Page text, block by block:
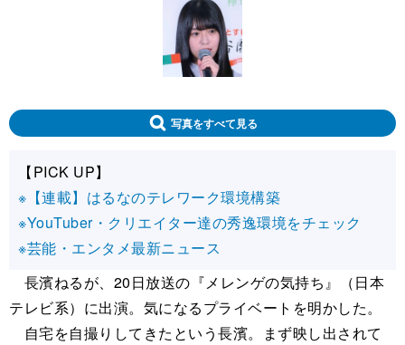
写真をすべて見る
【PICK UP】
※【連載】はるなのテレワーク環境構築
※YouTuber・クリエイター達の秀逸環境をチェック
※芸能・エンタメ最新ニュース
長濱ねるが、20日放送の『メレンゲの気持ち』（日本
テレビ系）に出演。気になるプライベートを明かした。
自宅を自撮りしてきたという長濱。まず映し出されて